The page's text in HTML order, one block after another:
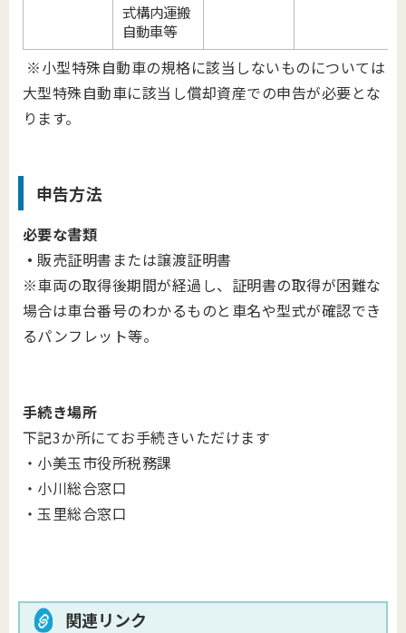
式構内運搬
自動車等
※小型特殊自動車の規格に該当しないものについては
大型特殊自動車に該当し償却資産での申告が必要とな
ります。
申告方法
必要な書類
・ 販売証明書または譲渡証明書
※車両の取得後期間が経過し、証明書の取得が困難な
場合は車台番号のわかるものと車名や型式が確認でき
るパンフレット等。
手続き場所
下記3か所にてお手続きいただけます
・小美玉市役所税務課
・小川総合窓口
・玉里総合窓口
関連リンク